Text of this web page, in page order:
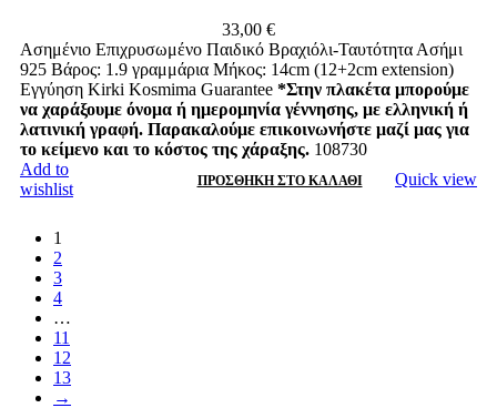
33,00 €
Ασημένιο Επιχρυσωμένο Παιδικό Βραχιόλι-Ταυτότητα Ασήμι
925 Βάρος: 1.9 γραμμάρια Μήκος: 14cm (12+2cm extension)
Εγγύηση Kirki Kosmima Guarantee *Στην πλακέτα μπορούμε
να χαράξουμε όνομα ή ημερομηνία γέννησης, με ελληνική ή
λατινική γραφή. Παρακαλούμε επικοινωνήστε μαζί μας για
το κείμενο και το κόστος της χάραξης. 108730
Add to
wishlist
ΠΡΟΣΘΉΚΗ ΣΤΟ ΚΑΛΆΘΙ Quick view
1
2
3
4
…
11
12
13
→